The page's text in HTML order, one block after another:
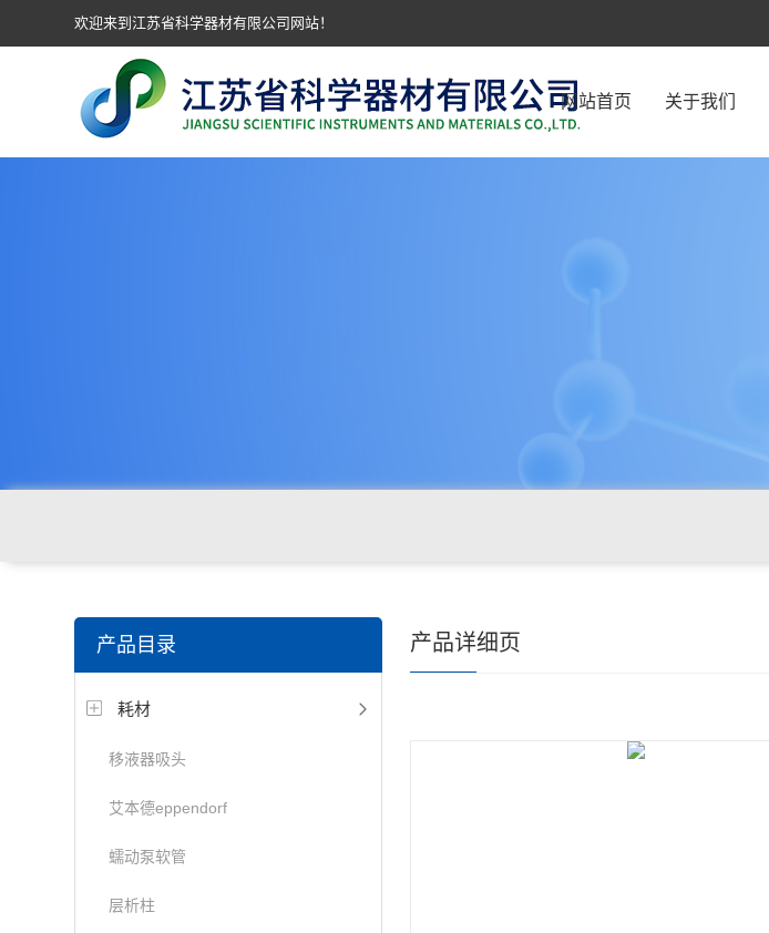
欢迎来到江苏省科学器材有限公司网站！
网站首页 关于我们
产品详细页
产品目录
耗材
移液器吸头
艾本德eppendorf
蠕动泵软管
层析柱